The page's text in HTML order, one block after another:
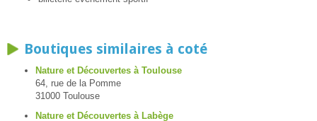
Boutiques similaires à coté
Nature et Découvertes à Toulouse
64, rue de la Pomme
31000 Toulouse
Nature et Découvertes à Labège